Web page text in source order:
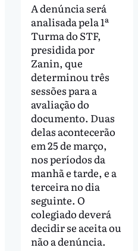
A denúncia será
analisada pela 1ª
Turma do STF,
presidida por
Zanin, que
determinou três
sessões para a
avaliação do
documento. Duas
delas acontecerão
em 25 de março,
nos períodos da
manhã e tarde, e a
terceira no dia
seguinte. O
colegiado deverá
decidir se aceita ou
não a denúncia.